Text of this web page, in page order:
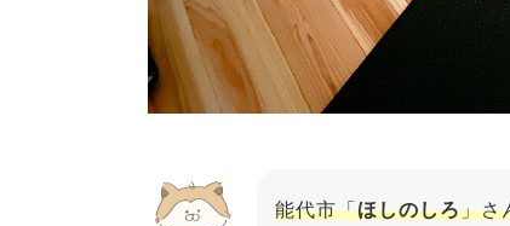
能代市「ほしのしろ」さ